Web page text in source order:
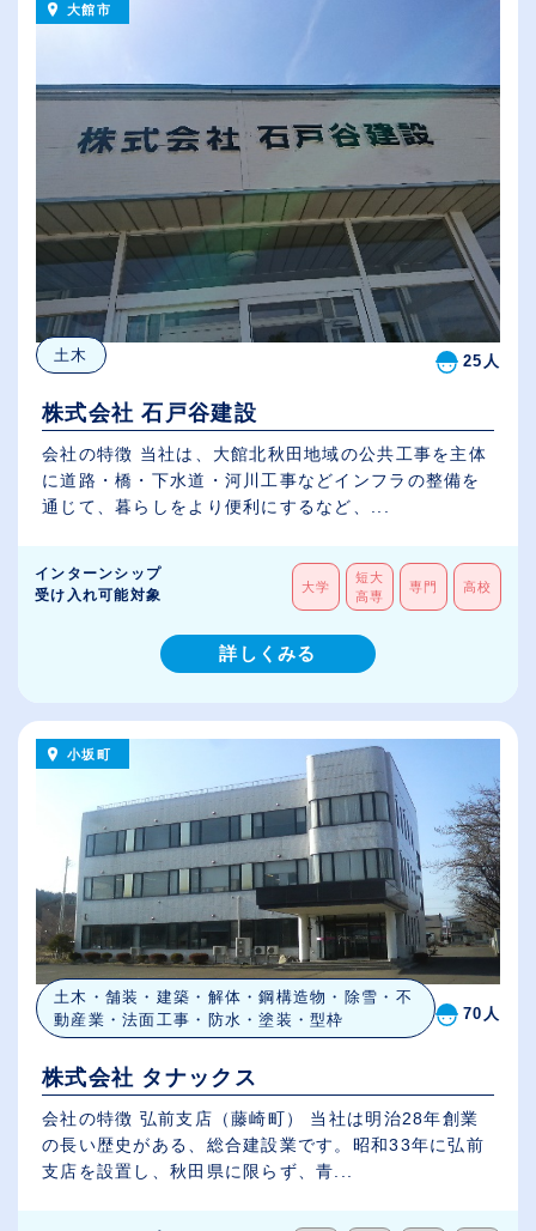
大館市
土木 25人
株式会社 石戸谷建設
会社の特徴 当社は、大館北秋田地域の公共工事を主体
に道路・橋・下水道・河川工事などインフラの整備を
通じて、暮らしをより便利にするなど、...
インターンシップ
受け入れ可能対象
大学
短大
高専
専門 高校
詳しくみる
小坂町
土木・舗装・建築・解体・鋼構造物・除雪・不
動産業・法面工事・防水・塗装・型枠
70人
株式会社 タナックス
会社の特徴 弘前支店（藤崎町） 当社は明治28年創業
の長い歴史がある、総合建設業です。昭和33年に弘前
支店を設置し、秋田県に限らず、青...